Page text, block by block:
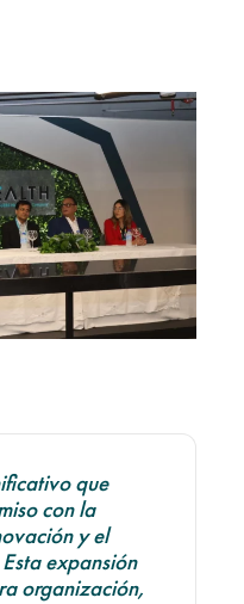
que
con la
y el
expansión
organización,